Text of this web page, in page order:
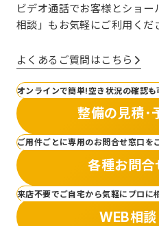
ビデオ通話でお客様とショー
相談」も お気軽にご利用くだ
よくあるご質問はこちら
オンラインで簡単!空き状況の確認も
整備の見積･
ご用件ごとに専用のお問合せ窓口を
各種お問合
来店不要でご自宅から気軽にプロに
WEB相談